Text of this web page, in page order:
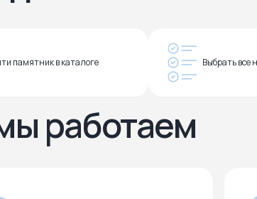
памятник в каталоге Выбрать все
работаем